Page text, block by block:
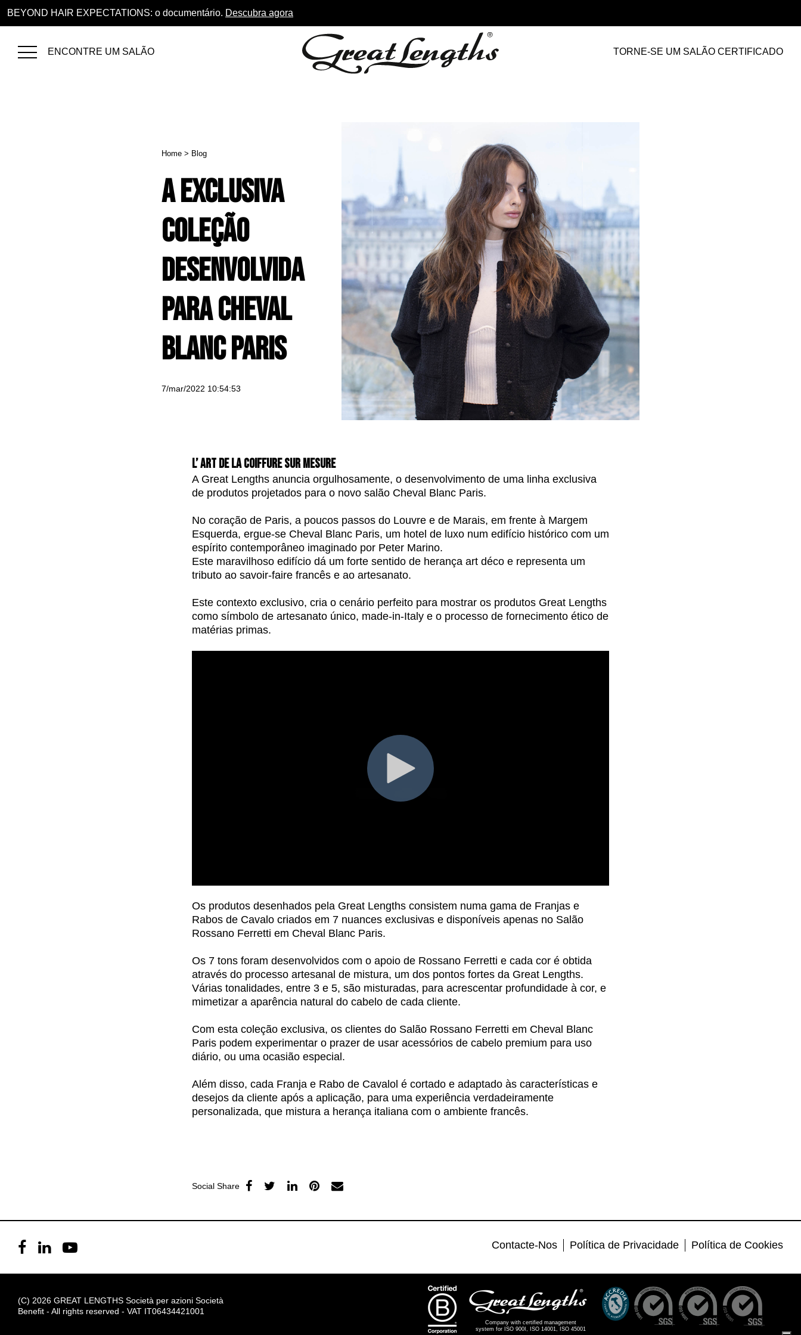
BEYOND HAIR EXPECTATIONS: o documentário. Descubra agora
ENCONTRE UM SALÃO TORNE-SE UM SALÃO CERTIFICADO
Home> Blog
A exclusiva
coleção
desenvolvida
para cheval
blanc paris
7/mar/2022 10:54:53
L’ art de la coiffure sur mesure
A Great Lengths anuncia orgulhosamente, o desenvolvimento de uma linha exclusiva
de produtos projetados para o novo salão Cheval Blanc Paris.
No coração de Paris, a poucos passos do Louvre e de Marais, em frente à Margem
Esquerda, ergue-se Cheval Blanc Paris, um hotel de luxo num edifício histórico com um
espírito contemporâneo imaginado por Peter Marino.
Este maravilhoso edifício dá um forte sentido de herança art déco e representa um
tributo ao savoir-faire francês e ao artesanato.
Este contexto exclusivo, cria o cenário perfeito para mostrar os produtos Great Lengths
como símbolo de artesanato único, made-in-Italy e o processo de fornecimento ético de
matérias primas.
Os produtos desenhados pela Great Lengths consistem numa gama de Franjas e
Rabos de Cavalo criados em 7 nuances exclusivas e disponíveis apenas no Salão
Rossano Ferretti em Cheval Blanc Paris.
Os 7 tons foram desenvolvidos com o apoio de Rossano Ferretti e cada cor é obtida
através do processo artesanal de mistura, um dos pontos fortes da Great Lengths.
Várias tonalidades, entre 3 e 5, são misturadas, para acrescentar profundidade à cor, e
mimetizar a aparência natural do cabelo de cada cliente.
Com esta coleção exclusiva, os clientes do Salão Rossano Ferretti em Cheval Blanc
Paris podem experimentar o prazer de usar acessórios de cabelo premium para uso
diário, ou uma ocasião especial.
Além disso, cada Franja e Rabo de Cavalol é cortado e adaptado às características e
desejos da cliente após a aplicação, para uma experiência verdadeiramente
personalizada, que mistura a herança italiana com o ambiente francês.
Social Share
Contacte-Nos Política de Privacidade Política de Cookies
(C) 2026 GREAT LENGTHS Società per azioni Società
Benefit - All rights reserved - VAT IT06434421001
Company with certified management
system for ISO 900I, ISO 14001, ISO 45001